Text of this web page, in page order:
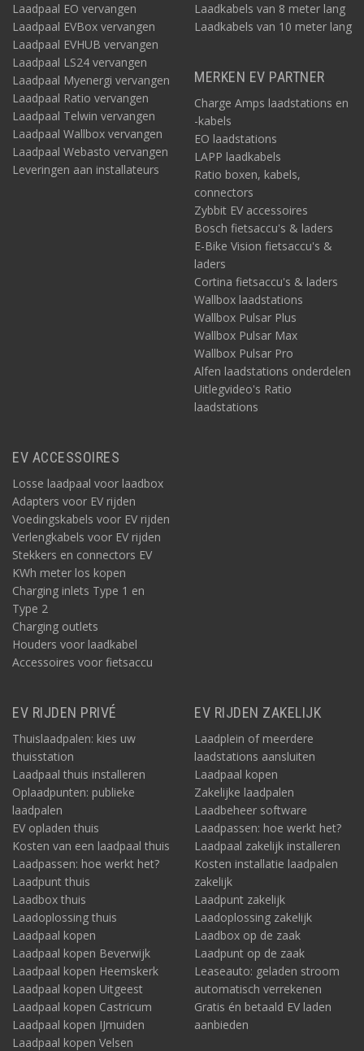
Laadpaal EO vervangen
Laadpaal EVBox vervangen
Laadpaal EVHUB vervangen
Laadpaal LS24 vervangen
Laadpaal Myenergi vervangen
Laadpaal Ratio vervangen
Laadpaal Telwin vervangen
Laadpaal Wallbox vervangen
Laadpaal Webasto vervangen
Leveringen aan installateurs
Laadkabels van 8 meter lang
Laadkabels van 10 meter lang
MERKEN EV PARTNER
Charge Amps laadstations en
-kabels
EO laadstations
LAPP laadkabels
Ratio boxen, kabels,
connectors
Zybbit EV accessoires
Bosch fietsaccu's & laders
E-Bike Vision fietsaccu's &
laders
Cortina fietsaccu's & laders
Wallbox laadstations
Wallbox Pulsar Plus
Wallbox Pulsar Max
Wallbox Pulsar Pro
Alfen laadstations onderdelen
Uitlegvideo's Ratio
laadstations
EV ACCESSOIRES
Losse laadpaal voor laadbox
Adapters voor EV rijden
Voedingskabels voor EV rijden
Verlengkabels voor EV rijden
Stekkers en connectors EV
KWh meter los kopen
Charging inlets Type 1 en
Type 2
Charging outlets
Houders voor laadkabel
Accessoires voor fietsaccu
EV RIJDEN PRIVÉ
Thuislaadpalen: kies uw
thuisstation
Laadpaal thuis installeren
Oplaadpunten: publieke
laadpalen
EV opladen thuis
Kosten van een laadpaal thuis
Laadpassen: hoe werkt het?
Laadpunt thuis
Laadbox thuis
Laadoplossing thuis
Laadpaal kopen
Laadpaal kopen Beverwijk
Laadpaal kopen Heemskerk
Laadpaal kopen Uitgeest
Laadpaal kopen Castricum
Laadpaal kopen IJmuiden
Laadpaal kopen Velsen
EV RIJDEN ZAKELIJK
Laadplein of meerdere
laadstations aansluiten
Laadpaal kopen
Zakelijke laadpalen
Laadbeheer software
Laadpassen: hoe werkt het?
Laadpaal zakelijk installeren
Kosten installatie laadpalen
zakelijk
Laadpunt zakelijk
Laadoplossing zakelijk
Laadbox op de zaak
Laadpunt op de zaak
Leaseauto: geladen stroom
automatisch verrekenen
Gratis én betaald EV laden
aanbieden